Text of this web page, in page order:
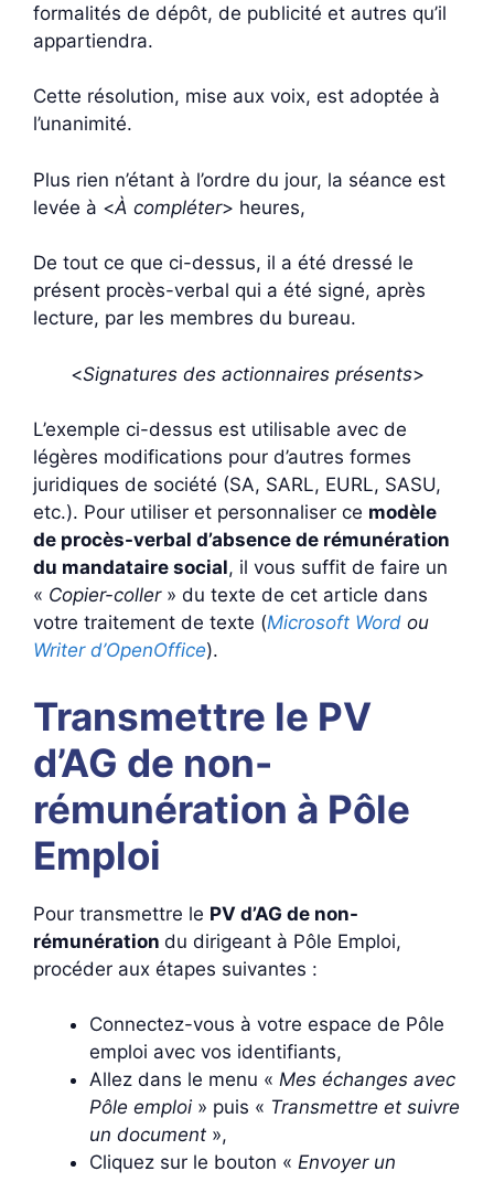
formalités de dépôt, de publicité et autres qu’il
appartiendra.
Cette résolution, mise aux voix, est adoptée à
l’unanimité.
Plus rien n’étant à l’ordre du jour, la séance est
levée à <À compléter> heures,
De tout ce que ci-dessus, il a été dressé le
présent procès-verbal qui a été signé, après
lecture, par les membres du bureau.
<Signatures des actionnaires présents>
L’exemple ci-dessus est utilisable avec de
légères modifications pour d’autres formes
juridiques de société (SA, SARL, EURL, SASU,
etc.). Pour utiliser et personnaliser ce modèle
de procès-verbal d’absence de rémunération
du mandataire social, il vous suffit de faire un
« Copier-coller» du texte de cet article dans
votre traitement de texte (Microsoft Word ou
Writer d’OpenOffice).
Transmettre le PV
d’AG de non-
rémunération à Pôle
Emploi
Pour transmettre le PV d’AG de non-
rémunération du dirigeant à Pôle Emploi,
procéder aux étapes suivantes :
Connectez-vous à votre espace de Pôle
emploi avec vos identifiants,
Allez dans le menu « Mes échanges avec
Pôle emploi» puis « Transmettre et suivre
un document »,
Cliquez sur le bouton « Envoyer un